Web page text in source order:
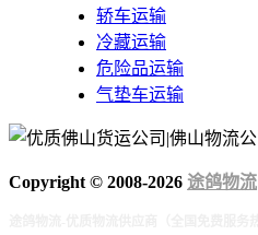
轿车运输
冷藏运输
危险品运输
气垫车运输
Copyright © 2008-2026 途鸽物流